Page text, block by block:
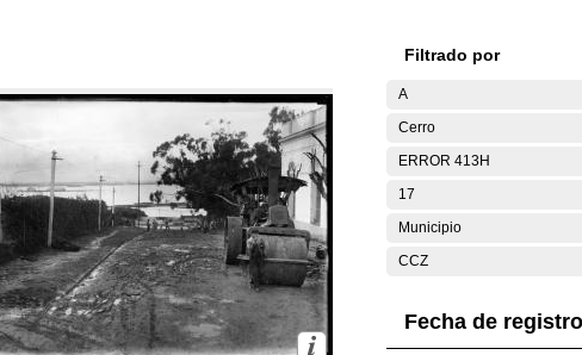
Filtrado por
A
Cerro
ERROR 413H
17
Municipio
CCZ
Fecha de registro